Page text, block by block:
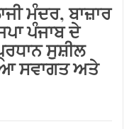
ਮੰਦਰ, ਬਾਜ਼ਾਰ
ਪੰਜਾਬ ਦੇ
ਸੁਸ਼ੀਲ
ਸਵਾਗਤ ਅਤੇ